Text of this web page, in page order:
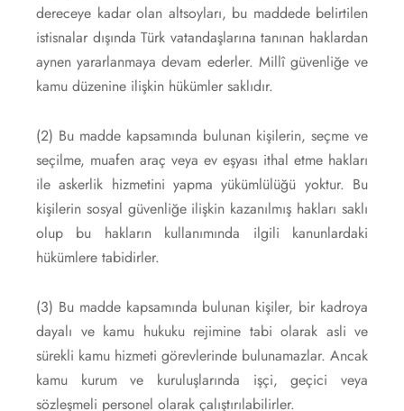
dereceye kadar olan altsoyları, bu maddede belirtilen
istisnalar dışında Türk vatandaşlarına tanınan haklardan
aynen yararlanmaya devam ederler. Millî güvenliğe ve
kamu düzenine ilişkin hükümler saklıdır.
(2) Bu madde kapsamında bulunan kişilerin, seçme ve
seçilme, muafen araç veya ev eşyası ithal etme hakları
ile askerlik hizmetini yapma yükümlülüğü yoktur. Bu
kişilerin sosyal güvenliğe ilişkin kazanılmış hakları saklı
olup bu hakların kullanımında ilgili kanunlardaki
hükümlere tabidirler.
(3) Bu madde kapsamında bulunan kişiler, bir kadroya
dayalı ve kamu hukuku rejimine tabi olarak asli ve
sürekli kamu hizmeti görevlerinde bulunamazlar. Ancak
kamu kurum ve kuruluşlarında işçi, geçici veya
sözleşmeli personel olarak çalıştırılabilirler.